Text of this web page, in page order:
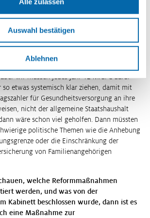
Auswahl bestätigen
Ablehnen
eine ganz andere Diskussion nach vorne,
sehr viel Geld aus
wird, die der Staat zu übernehmen hat. Und
um die Kostenübernahme der
von Bürgergeldbeziehenden in der
wir müssen jedes Jahr 12 Mrd. € dafür
so etwas systemisch klar ziehen, damit mit
für Gesundheitsversorgung an ihre
nicht der allgemeine Staatshaushalt
wäre schon viel geholfen. Dann müssten
politische Themen wie die Anhebung
oder die Einschränkung der
von Familienangehörigen
welche Reformmaßnahmen
werden, und was von der
Kabinett beschlossen wurde, dann ist es
eine Maßnahme zur